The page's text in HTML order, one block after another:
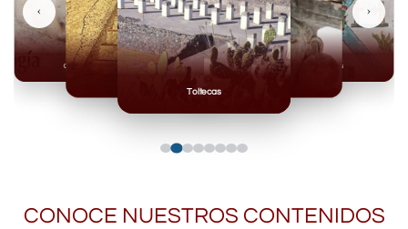
Toltecas
Mexicas
Olmecas
‹ ›
CONOCE NUESTROS CONTENIDOS